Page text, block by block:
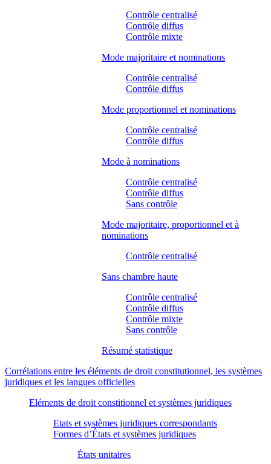
Contrôle centralisé
Contrôle diffus
Contrôle mixte
Mode majoritaire et nominations
Contrôle centralisé
Contrôle diffus
Mode proportionnel et nominations
Contrôle centralisé
Contrôle diffus
Mode à nominations
Contrôle centralisé
Contrôle diffus
Sans contrôle
Mode majoritaire, proportionnel et à
nominations
Contrôle centralisé
Sans chambre haute
Contrôle centralisé
Contrôle diffus
Contrôle mixte
Sans contrôle
Résumé statistique
Corrélations entre les éléments de droit constitutionnel, les systèmes
juridiques et les langues officielles
Eléments de droit constitionnel et systèmes juridiques
Etats et systèmes juridiques correspondants
Formes d’États et systèmes juridiques
États unitaires